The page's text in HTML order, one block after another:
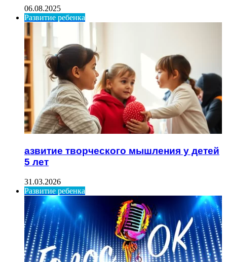
06.08.2025
Развитие ребенка
азвитие творческого мышления у детей
5 лет
31.03.2026
Развитие ребенка